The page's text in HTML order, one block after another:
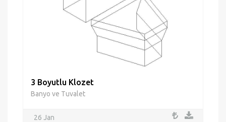
3 Boyutlu Klozet
Banyo ve Tuvalet
26 Jan